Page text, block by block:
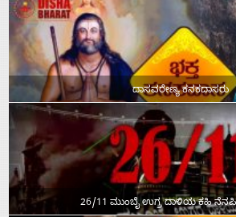
ದಾಸವರೇಣ್ಯ ಕನಕದಾಸರು
26/11 ಮುಂಬೈ ಉಗ್ರ ದಾಳಿಯ ಕಹಿ